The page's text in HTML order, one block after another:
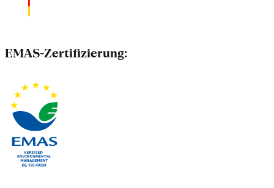
EMAS-Zertifizierung: